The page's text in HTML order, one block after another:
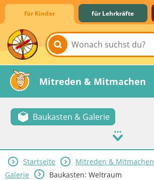
für Kinder für Lehrkräfte
Lernen & Schule
Hobby & Freizeit
Spiel & Spaß
Mitreden & Mitmachen
Baukasten & Galerie
Startseite Mitreden & Mitmachen
Galerie
Baukasten: Weltraum